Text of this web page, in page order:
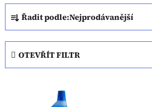
Ř
a
z
n
í
Řadit podle:Nejprodávanější
OTEVŘÍT FILTR